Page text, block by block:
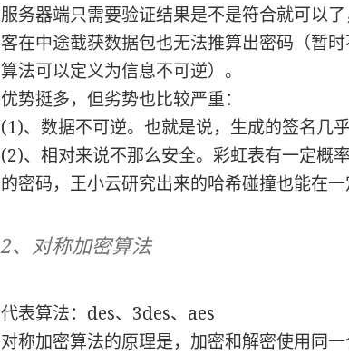
服务器端只需要验证结果是不是符合就可以
客在中途截获数据包也无法推算出密码（暂
算法可以定义为信息不可逆）。
优势挺多，但劣势也比较严重：
(1)、数据不可逆。也就是说，生成的签名几
(2)、相对来说不那么安全。彩虹表有一定概
的密码，王小云研究出来的哈希碰撞也能在
2、对称加密算法
代表算法：des、3des、aes
对称加密算法的原理是，加密和解密使用同